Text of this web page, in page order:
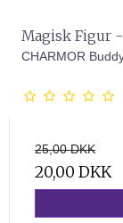
Magisk Figur
CHARMOR
25,00 DKK
20,00 DKK